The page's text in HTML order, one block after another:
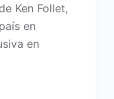
Ken Follet,
en
en